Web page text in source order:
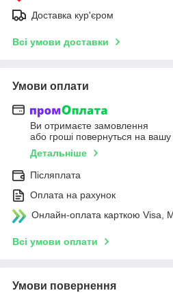
Доставка кур'єром
Всі умови доставки
Умови оплати
Ви отримаєте замовлення
або гроші повернуться на вашу
Детальніше
Післяплата
Оплата на рахунок
Онлайн-оплата карткою Visa,
Всі умови оплати
Умови повернення